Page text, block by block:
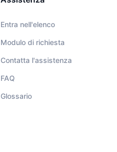
Entra nell'elenco
Modulo di richiesta
Contatta l'assistenza
FAQ
Glossario